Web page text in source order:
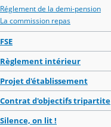
Réglement de la demi-pension
La commission repas
FSE
Règlement intérieur
Projet d'établissement
Contrat d'objectifs tripartite
Silence, on lit !